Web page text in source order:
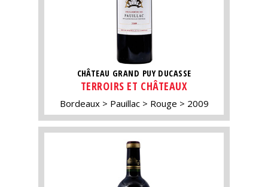
CHÂTEAU GRAND PUY DUCASSE
TERROIRS ET CHÂTEAUX
Bordeaux Pauillac Rouge 2009